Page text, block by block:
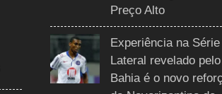
Preço Alto
Experiência na Série
Lateral revelado pelo
Bahia é o novo